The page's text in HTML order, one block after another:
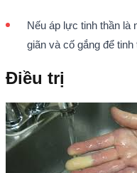
Nếu áp lực tinh thần là
giãn và cố gắng để tinh
Điều trị